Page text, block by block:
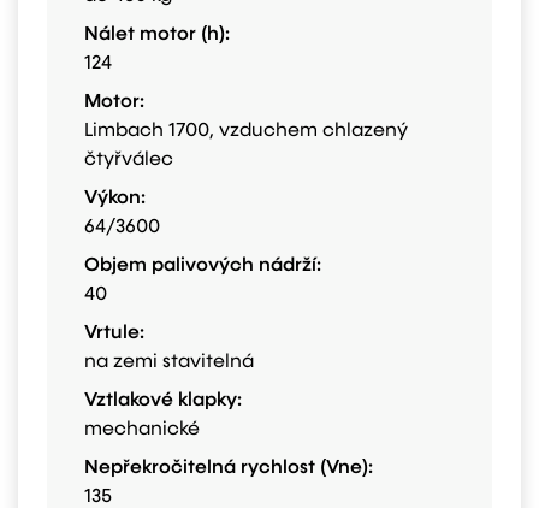
Nálet motor (h):
124
Motor:
Limbach 1700, vzduchem chlazený
čtyřválec
Výkon:
64/3600
Objem palivových nádrží:
40
Vrtule:
na zemi stavitelná
Vztlakové klapky:
mechanické
Nepřekročitelná rychlost (Vne):
135